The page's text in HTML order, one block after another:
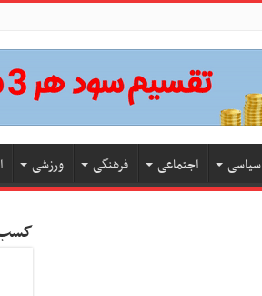
سیاسی اجتماعی فرهنگی ورزشی
کسب